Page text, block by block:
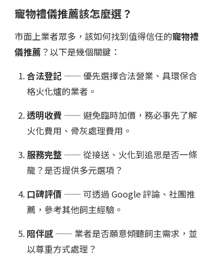
寵物禮儀推薦該怎麼選？
市面上業者眾多，該如何找到值得信任的寵物禮
儀推薦 ？以下是幾個關鍵：
合法登記 —— 優先選擇合法營業、具環保合
格火化爐的業者。
透明收費 —— 避免臨時加價，務必事先了解
火化費用、骨灰處理費用。
服務完整—— 從接送、火化到追思是否一條
龍？是否提供多元選項？
口碑評價 —— 可透過 Google 評論、社團推
薦，參考其他飼主經驗。
陪伴感—— 業者是否願意傾聽飼主需求，並
以尊重方式處理？